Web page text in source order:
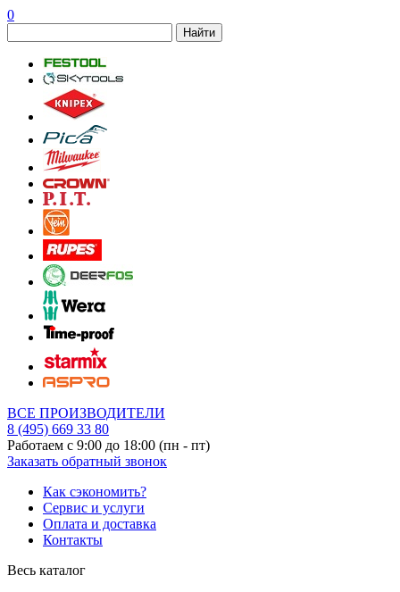
0
Найти
ВСЕ ПРОИЗВОДИТЕЛИ
8 (495) 669 33 80
Работаем с 9:00 до 18:00 (пн - пт)
Заказать обратный звонок
Как сэкономить?
Сервис и услуги
Оплата и доставка
Контакты
Весь каталог